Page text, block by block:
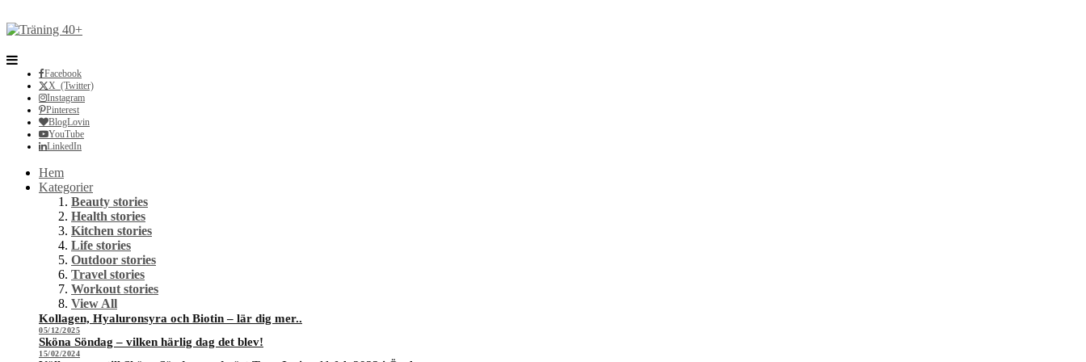
Facebook
X (Twitter)
Instagram
Pinterest
BlogLovin
YouTube
LinkedIn
Hem
Kategorier
Beauty stories
Health stories
Kitchen stories
Life stories
Outdoor stories
Travel stories
Workout stories
View All
Kollagen, Hyaluronsyra och Biotin – lär dig mer..
05/12/2025
Sköna Söndag – vilken härlig dag det blev!
15/02/2024